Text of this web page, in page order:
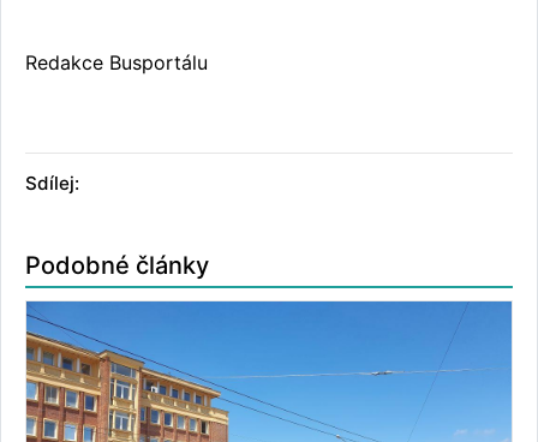
Redakce Busportálu
Sdílej:
Podobné články